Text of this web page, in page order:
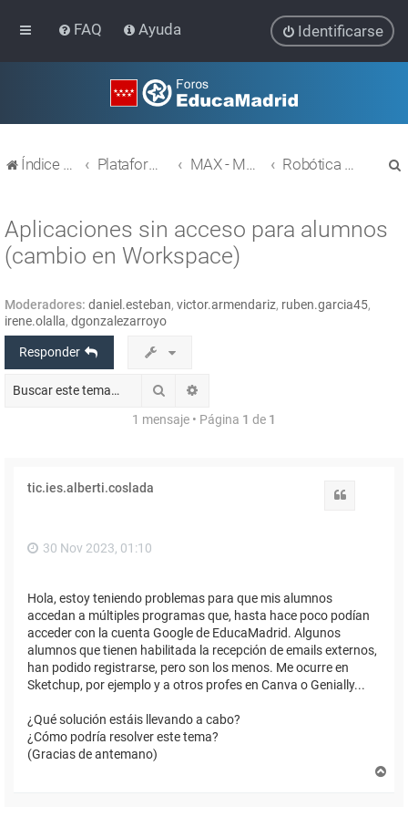
FAQ Ayuda Identificarse
Índice general Plataforma Educativa EducaMadrid MAX - MAdrid_linuX Robótica y Programación con MAX
Aplicaciones sin acceso para alumnos
(cambio en Workspace)
Moderadores: daniel.esteban, victor.armendariz, ruben.garcia45,
irene.olalla, dgonzalezarroyo
Responder
Buscar
1 mensaje • Página 1 de 1
tic.ies.alberti.coslada
30 Nov 2023, 01:10
Hola, estoy teniendo problemas para que mis alumnos
accedan a múltiples programas que, hasta hace poco podían
acceder con la cuenta Google de EducaMadrid. Algunos
alumnos que tienen habilitada la recepción de emails externos,
han podido registrarse, pero son los menos. Me ocurre en
Sketchup, por ejemplo y a otros profes en Canva o Genially...
¿Qué solución estáis llevando a cabo?
¿Cómo podría resolver este tema?
(Gracias de antemano)